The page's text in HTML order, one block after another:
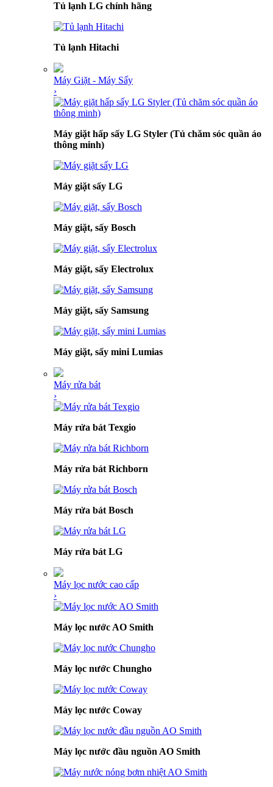
Tủ lạnh LG chính hãng
Tủ lạnh Hitachi
Máy Giặt - Máy Sấy
›
Máy giặt hấp sấy LG Styler (Tủ chăm sóc quần áo
thông minh)
Máy giặt sấy LG
Máy giặt, sấy Bosch
Máy giặt, sấy Electrolux
Máy giặt, sấy Samsung
Máy giặt, sấy mini Lumias
Máy rửa bát
›
Máy rửa bát Texgio
Máy rửa bát Richborn
Máy rửa bát Bosch
Máy rửa bát LG
Máy lọc nước cao cấp
›
Máy lọc nước AO Smith
Máy lọc nước Chungho
Máy lọc nước Coway
Máy lọc nước đầu nguồn AO Smith